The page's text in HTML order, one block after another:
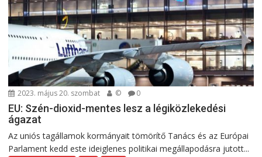
2023. május 20. szombat © 0
EU: Szén-dioxid-mentes lesz a légiközlekedési
ágazat
Az uniós tagállamok kormányait tömörítő Tanács és az Európai
Parlament kedd este ideiglenes politikai megállapodásra jutott...